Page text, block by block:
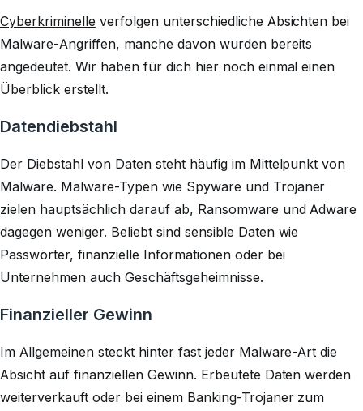
Cyberkriminelle verfolgen unterschiedliche Absichten bei
Malware-Angriffen, manche davon wurden bereits
angedeutet. Wir haben für dich hier noch einmal einen
Überblick erstellt.
Datendiebstahl
Der Diebstahl von Daten steht häufig im Mittelpunkt von
Malware. Malware-Typen wie Spyware und Trojaner
zielen hauptsächlich darauf ab, Ransomware und Adware
dagegen weniger. Beliebt sind sensible Daten wie
Passwörter, finanzielle Informationen oder bei
Unternehmen auch Geschäftsgeheimnisse.
Finanzieller Gewinn
Im Allgemeinen steckt hinter fast jeder Malware-Art die
Absicht auf finanziellen Gewinn. Erbeutete Daten werden
weiterverkauft oder bei einem Banking-Trojaner zum